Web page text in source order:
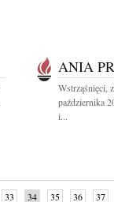
ANIA
Wstrząśnięci,
października
i...
33 34 35 36 37